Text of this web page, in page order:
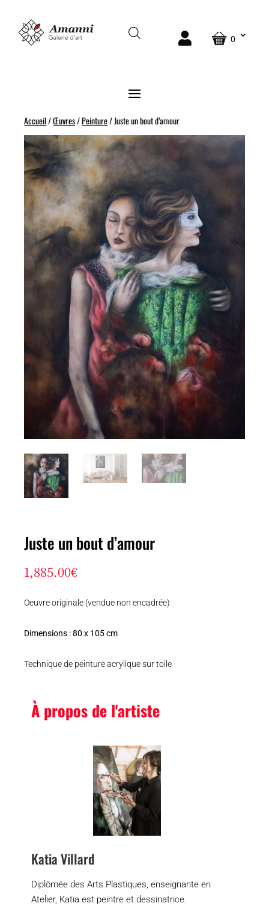
0
Accueil/Œuvres/Peinture/ Juste un bout d’amour
Juste un bout d’amour
1,885.00€
Oeuvre originale (vendue non encadrée)
Dimensions : 80 x 105 cm
Technique de peinture acrylique sur toile
À propos de l'artiste
Katia Villard
Diplômée des Arts Plastiques, enseignante en
Atelier, Katia est peintre et dessinatrice.